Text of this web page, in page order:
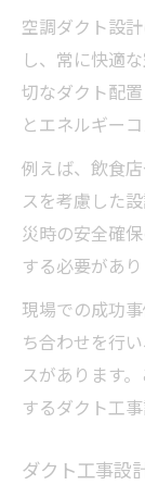
空調ダクト設
し、常に快適
切なダクト配
とエネルギー
例えば、飲食
スを考慮した
災時の安全確
する必要があり
現場での成功
ち合わせを行
スがあります
するダクト工
ダクト工事設